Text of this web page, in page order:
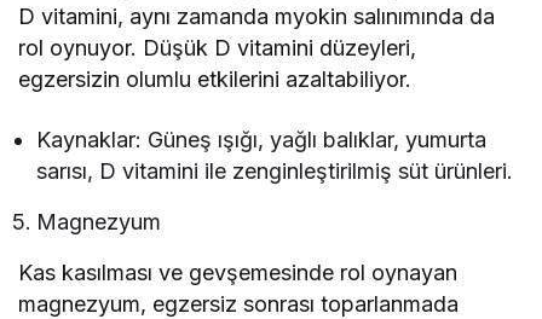
D vitamini, aynı zamanda myokin salınımında da
rol oynuyor. Düşük D vitamini düzeyleri,
egzersizin olumlu etkilerini azaltabiliyor.
Kaynaklar: Güneş ışığı, yağlı balıklar, yumurta
sarısı, D vitamini ile zenginleştirilmiş süt ürünleri.
Magnezyum
Kas kasılması ve gevşemesinde rol oynayan
magnezyum, egzersiz sonrası toparlanmada